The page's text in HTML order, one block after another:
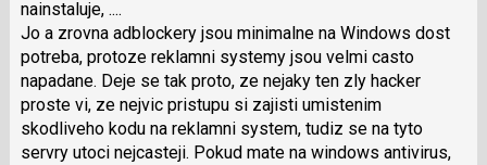
nainstaluje, ....
Jo a zrovna adblockery jsou minimalne na Windows dost
potreba, protoze reklamni systemy jsou velmi casto
napadane. Deje se tak proto, ze nejaky ten zly hacker
proste vi, ze nejvic pristupu si zajisti umistenim
skodliveho kodu na reklamni system, tudiz se na tyto
servry utoci nejcasteji. Pokud mate na windows antivirus,